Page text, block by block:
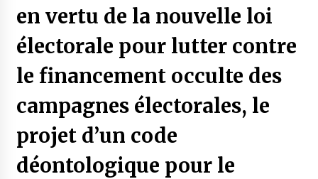
en vertu de la nouvelle loi
électorale pour lutter contre
le financement occulte des
campagnes électorales, le
projet d’un code
déontologique pour le